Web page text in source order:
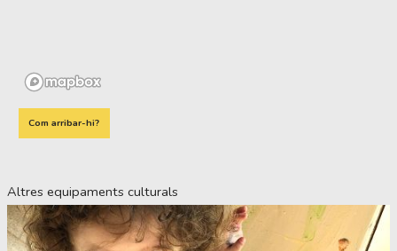
Com arribar-hi?
Altres equipaments culturals